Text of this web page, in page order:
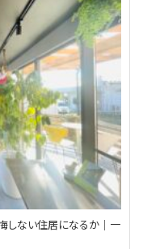
しない住居になるか｜一